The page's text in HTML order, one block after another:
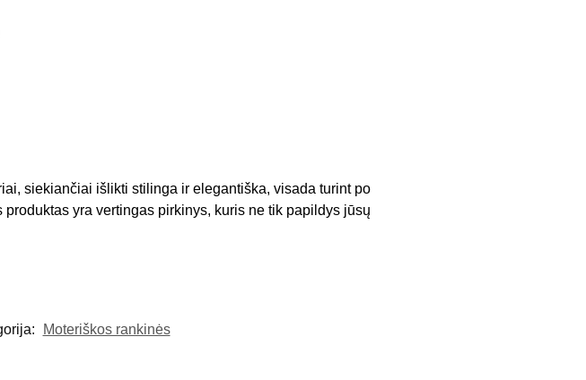
siekiančiai išlikti stilinga ir elegantiška, visada turint po
yra vertingas pirkinys, kuris ne tik papildys jūsų
Moteriškos rankinės